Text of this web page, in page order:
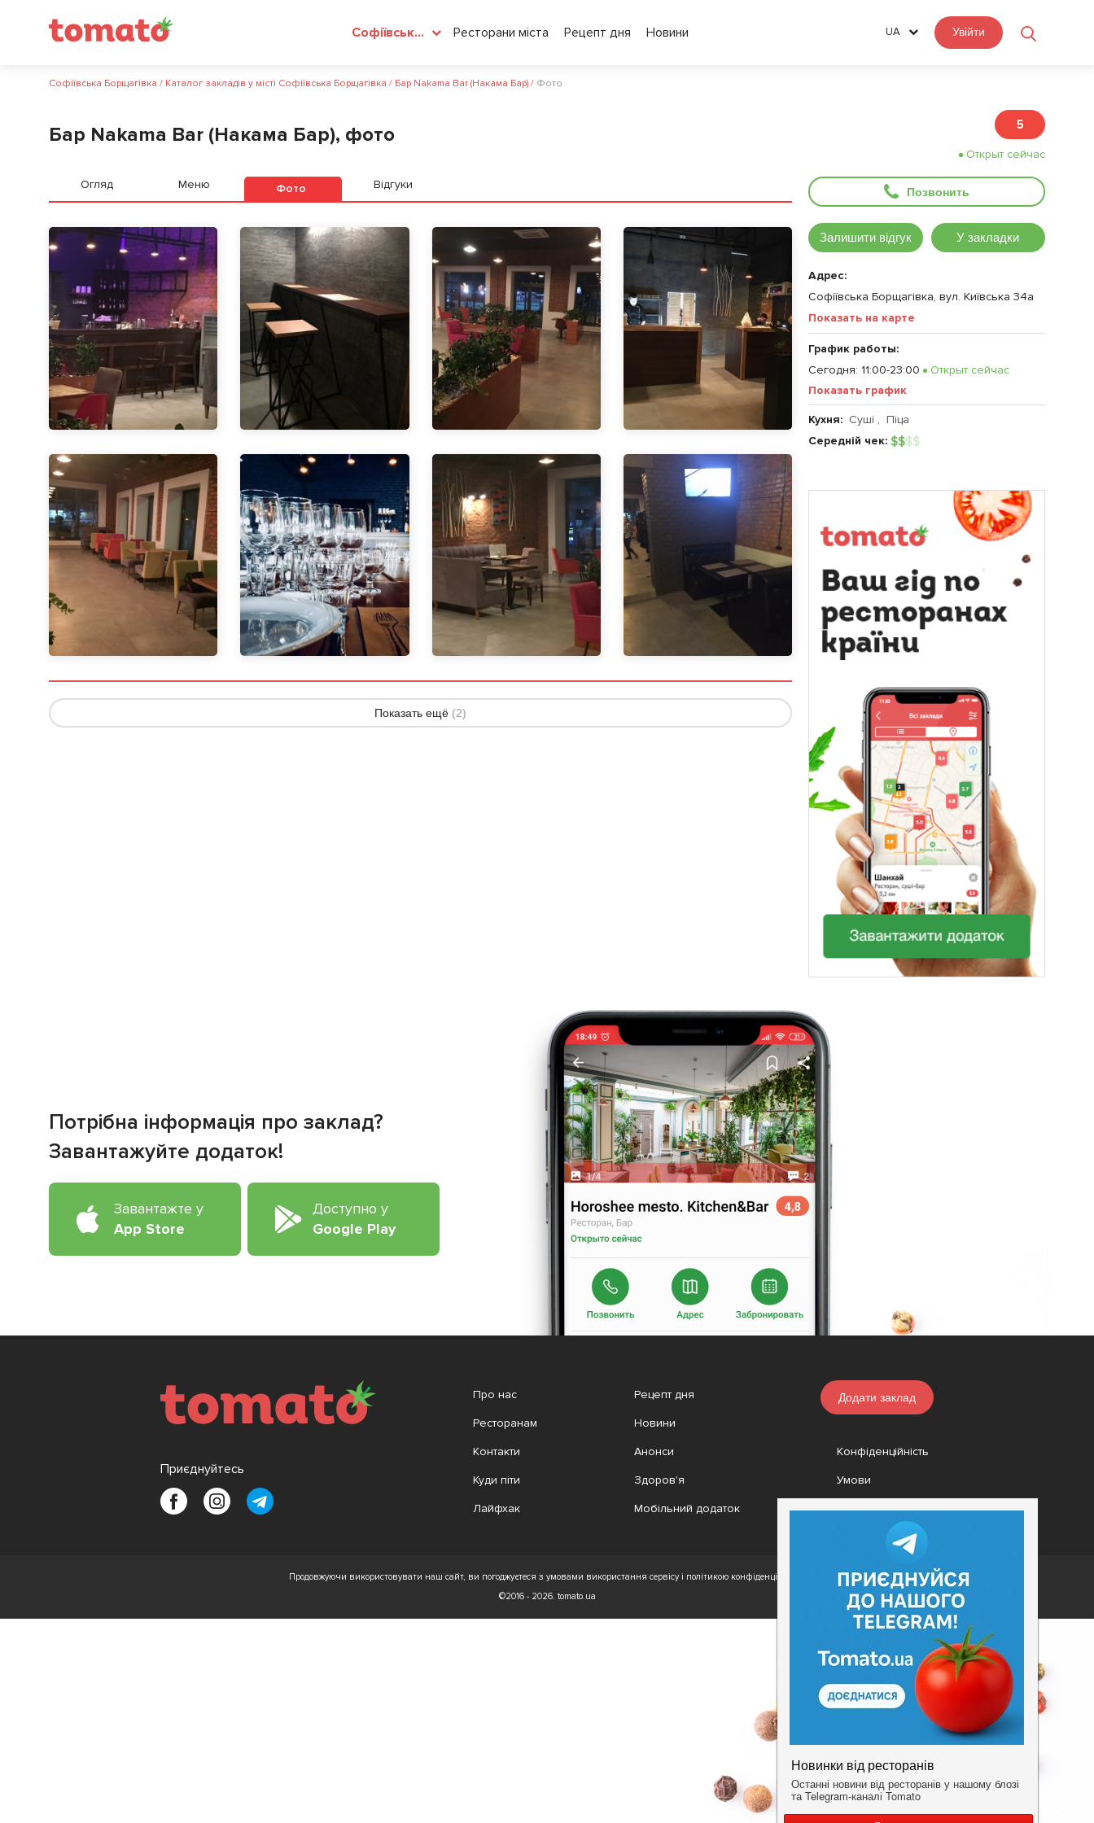
Софіївська Борщагівка Ресторани міста Рецепт дня Новини UA Увійти
Софіївська Борщагівка / Каталог закладів у місті Софіївська Борщагівка / Бар Nakama Bar (Накама Бар) / Фото
Бар Nakama Bar (Накама Бар), фото 5
Открыт сейчас
Позвонить
Залишити відгук У закладки
Адрес:
Софіївська Борщагівка, вул. Київська 34а
Показать на карте
График работы:
Сегодня: 11:00-23:00
Открыт сейчас
Показать график
Кухня: Суші , Піца
Середній чек: $$$$
Огляд Меню Фото Відгуки
Показать ещё (2)
Потрібна інформація про заклад?
Завантажуйте додаток!
Завантажте у
App Store
Доступно у
Google Play
Приєднуйтесь
Про нас
Ресторанам
Контакти
Куди піти
Лайфхак
Рецепт дня
Новини
Анонси
Здоров'я
Мобільний додаток
Додати заклад
Конфіденційність
Умови
Продовжуючи використовувати наш сайт, ви погоджуєтеся з умовами використання сервісу і політикою конфіденційності.
©2016 - 2026. tomato.ua